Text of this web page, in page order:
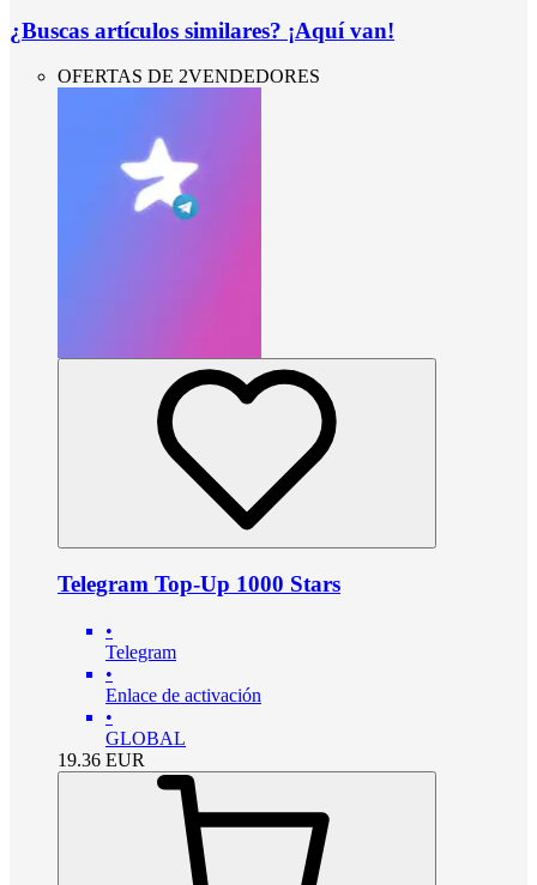
¿Buscas artículos similares? ¡Aquí van!
OFERTAS DE 2VENDEDORES
Telegram Top-Up 1000 Stars
•
Telegram
•
Enlace de activación
•
GLOBAL
19.36 EUR